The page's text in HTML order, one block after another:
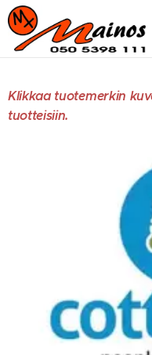
Klikkaa tuotemerkin
tuotteisiin.